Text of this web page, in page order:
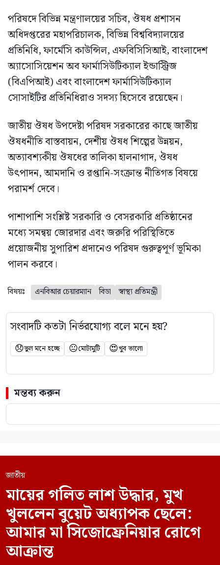
পরিষদে বিভিন্ন মন্ত্রণালয়ের সচিব, ঔষধ প্রশাসন
অধিদপ্তরের মহাপরিচালক, বিভিন্ন বিশ্ববিদ্যালয়ের
প্রতিনিধি, ফার্মেসি কাউন্সিল, এফবিসিসিআই, বাংলাদেশ
অ্যাসোসিয়েশন অব ফার্মাসিউটিক্যাল ইন্ডাস্ট্রিজ
(বিএপিআই) এবং বাংলাদেশ ফার্মাসিউটিক্যাল
সোসাইটির প্রতিনিধিরাও সদস্য হিসেবে রয়েছেন।
জাতীয় ঔষধ উপদেষ্টা পরিষদ সরকারের কাছে জাতীয়
ঔষধনীতি বাস্তবায়ন, দেশীয় ঔষধ শিল্পের উন্নয়ন,
অত্যাবশ্যকীয় ঔষধের তালিকা হালনাগাদ, ঔষধ
উৎপাদন, আমদানি ও রপ্তানি-সংক্রান্ত নীতিগত বিষয়ে
পরামর্শ দেবে।
পাশাপাশি সংশ্লিষ্ট সরকারি ও বেসরকারি প্রতিষ্ঠানের
মধ্যে সমন্বয় জোরদার এবং জরুরি পরিস্থিতিতে
প্রয়োজনীয় সুপারিশ প্রদানেও পরিষদ গুরুত্বপূর্ণ ভূমিকা
পালন করবে।
বিষয়ঃ এনবিআর চেয়ারম্যান বিডা স্বাস্থ্য প্রতিমন্ত্রী
সংবাদটি কতটা নির্ভরযোগ্য বলে মনে হয়?
😞ভুল মনে হচ্ছে 😐মোটামুটি 😍খুব ভালো
মন্তব্য করুন
জাতীয়
মায়ের গলিত লাশ উদ্ধার, মুখ
খুললেন বুয়েট অধ্যাপক ছেলে:
আমার মা সিজোফ্রেনিয়ার রোগে
আক্রান্ত